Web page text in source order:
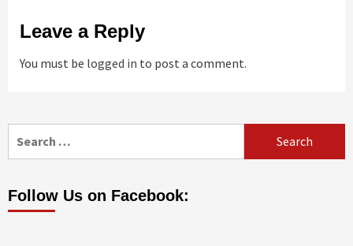
Leave a Reply
You must be logged in to post a comment.
for:
Follow Us on Facebook: